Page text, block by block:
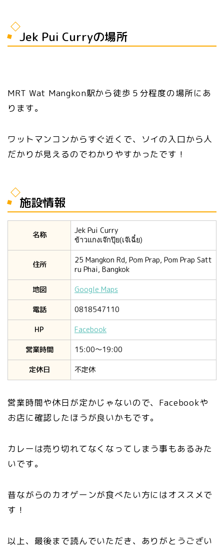
Jek Pui Curryの場所
MRT Wat Mangkon駅から徒歩５分程度の場所にあ
ります。
ワットマンコンからすぐ近くで、ソイの入口から人
だかりが見えるのでわかりやすかったです！
施設情報
名称
Jek Pui Curry
ข้าวแกงเจ๊กปุ๊ย(เจ๊เฉี๋ย)
住所
25 Mangkon Rd, Pom Prap, Pom Prap Satt
ru Phai, Bangkok
地図
Google Maps
電話
0818547110
HP
Facebook
営業時間
15:00〜19:00
定休日
不定休
営業時間や休日が定かじゃないので、Facebookや
お店に確認したほうが良いかもです。
カレーは売り切れてなくなってしまう事もあるみた
いです。
昔ながらのカオゲーンが食べたい方にはオススメで
す！
以上、最後まで読んでいただき、ありがとうござい